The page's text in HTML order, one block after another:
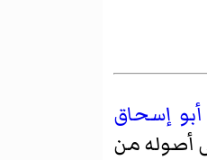
أبو إسحاق
أصوله من